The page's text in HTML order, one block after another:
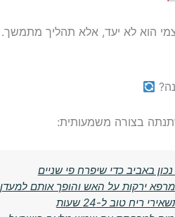
הוא לא יעד, אלא תהליך מתמשך.
בצורה משמעותית:
באביב כדי שיפרח פי שניים
ירקות על האש והופך אותם
ריח טוב ל-24 שעות